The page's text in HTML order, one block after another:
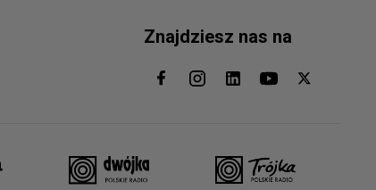
Znajdziesz nas na